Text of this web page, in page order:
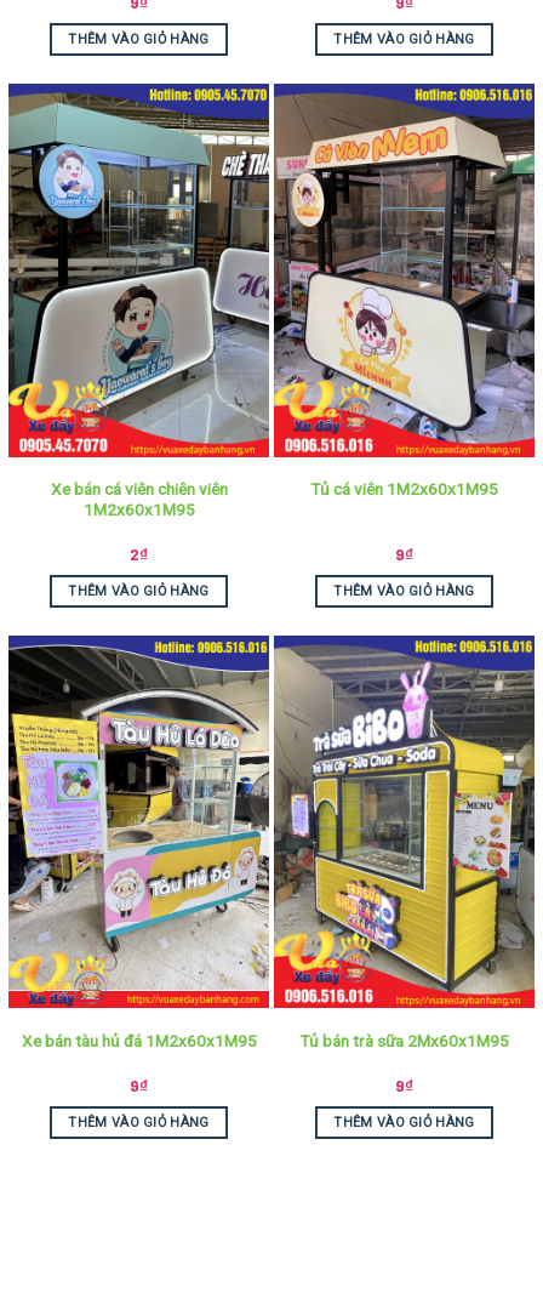
THÊM VÀO GIỎ HÀNG THÊM VÀO GIỎ HÀNG
Xe bán cá viên chiên viên
1M2x60x1M95
2₫
THÊM VÀO GIỎ HÀNG
Tủ cá viên 1M2x60x1M95
9₫
THÊM VÀO GIỎ HÀNG
Xe bán tàu hủ đá 1M2x60x1M95
9₫
THÊM VÀO GIỎ HÀNG
Tủ bán trà sữa 2Mx60x1M95
9₫
THÊM VÀO GIỎ HÀNG